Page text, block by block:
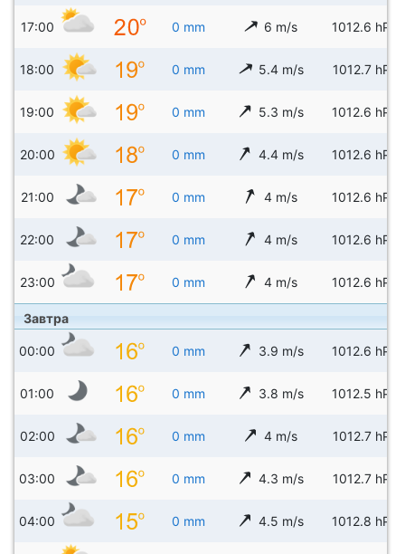
17:00 0 mm 6 m/s 1012.6 hPa
18:00 0 mm 5.4 m/s 1012.7 hPa
19:00 0 mm 5.3 m/s 1012.6 hPa
20:00 0 mm 4.4 m/s 1012.6 hPa
21:00 0 mm 4 m/s 1012.6 hPa
22:00 0 mm 4 m/s 1012.6 hPa
23:00 0 mm 4 m/s 1012.6 hPa
Завтра
00:00 0 mm 3.9 m/s 1012.6 hPa
01:00 0 mm 3.8 m/s 1012.5 hPa
02:00 0 mm 4 m/s 1012.7 hPa
03:00 0 mm 4.3 m/s 1012.7 hPa
04:00 0 mm 4.5 m/s 1012.8 hPa